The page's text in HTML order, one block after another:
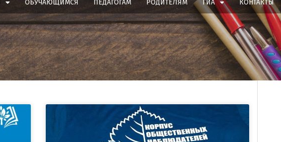
ОБУЧАЮЩИМСЯ ПЕДАГОГАМ РОДИТЕЛЯМ ГИА КОНТАКТЫ